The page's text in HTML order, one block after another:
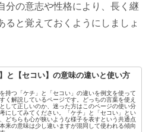
分の意志や性格により、長く継
ると覚えておくようにしましょ
】と【セコい】の意味の違いと使い方
持つ「ケチ」と「セコい」の違いを例文を使って
く解説しているページです。どっちの言葉を使え
して正しいのか、迷った方はこのページの使い分
にしてみてください。「ケチ」と「セコい」とい
どちらも心が狭いような様子を表すという共通点
来の意味は少し違いますが混同して使われる傾向